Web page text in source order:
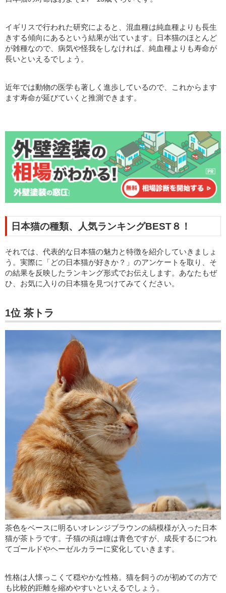
イギリスで行われた研究によると、混血種は純血種よりも長生
きする傾向にあるという結果が出ています。日本猫のほとんど
が雑種なので、病気や怪我をしなければ、純血種よりも寿命が
長いといえるでしょう。
近年では動物の医学も著しく進歩しているので、これからます
ます寿命が延びていくと推測できます。
日本猫の種類、人気ランキングBEST８！
それでは、代表的な日本猫の魅力と特徴を紹介していきましょ
う。実際に「どの日本猫が好きか？」のアンケートを取り、そ
の結果を反映したランキング形式でお伝えします。あなたもぜ
ひ、お気に入りの日本猫を見つけてみてください。
1位 茶トラ
茶色をベースに明るいオレンジブラウンの縞模様が入った日本
猫が茶トラです。子猫の頃は瞳は青色ですが、成長するにつれ
てゴールドやヘーゼルカラーに変化していきます。
性格は人懐っこくて穏やかな性格。猫を飼うのが初めての方で
も比較的距離を縮めやすいといえるでしょう。